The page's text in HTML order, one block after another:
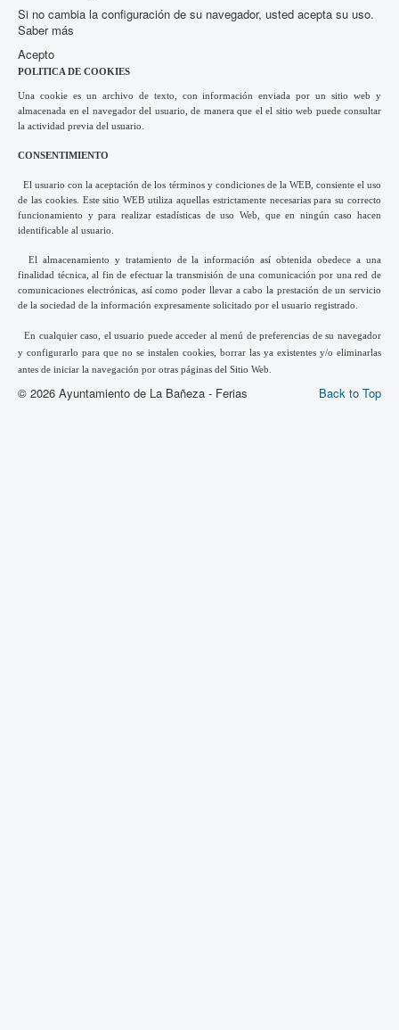
Si no cambia la configuración de su navegador, usted acepta su uso.
Saber más
Acepto
POLITICA DE COOKIES
Una cookie es un archivo de texto, con información enviada por un sitio web y
almacenada en el navegador del usuario, de manera que el el sitio web puede consultar
la actividad previa del usuario.
CONSENTIMIENTO
El usuario con la aceptación de los términos y condiciones de la WEB, consiente el uso
de las cookies. Este sitio WEB utiliza aquellas estrictamente necesarias para su correcto
funcionamiento y para realizar estadísticas de uso Web, que en ningún caso hacen
identificable al usuario.
El almacenamiento y tratamiento de la información así obtenida obedece a una
finalidad técnica, al fin de efectuar la transmisión de una comunicación por una red de
comunicaciones electrónicas, así como poder llevar a cabo la prestación de un servicio
de la sociedad de la información expresamente solicitado por el usuario registrado.
En cualquier caso, el usuario puede acceder al menú de preferencias de su navegador
y configurarlo para que no se instalen cookies, borrar las ya existentes y/o eliminarlas
antes de iniciar la navegación por otras páginas del Sitio Web.
Back to Top
© 2026 Ayuntamiento de La Bañeza - Ferias